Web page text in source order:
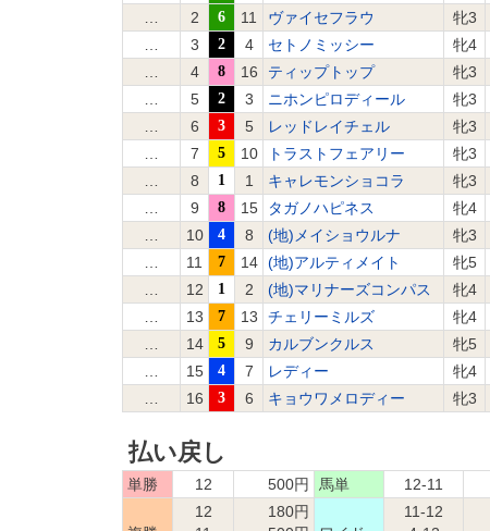
2 6 11 ヴァイセフラウ 牝3
3 2 4 セトノミッシー 牝4
4 8 16 ティップトップ 牝3
5 2 3 ニホンピロディール 牝3
6 3 5 レッドレイチェル 牝3
7 5 10 トラストフェアリー 牝3
8 1 1 キャレモンショコラ 牝3
9 8 15 タガノハピネス 牝4
10 4 8 (地)メイショウルナ 牝3
11 7 14 (地)アルティメイト 牝5
12 1 2 (地)マリナーズコンパス 牝4
13 7 13 チェリーミルズ 牝4
14 5 9 カルブンクルス 牝5
15 4 7 レディー 牝4
16 3 6 キョウワメロディー 牝3
払い戻し
単勝 12 500円 馬単 12-11
12
180円
11-12